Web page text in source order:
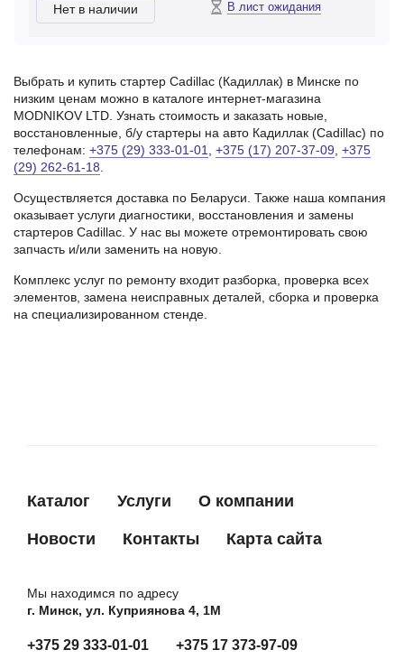
Нет в наличии В лист ожидания
Выбрать и купить стартер Cadillac (Кадиллак) в Минске по
низким ценам можно в каталоге интернет-магазина
MODNIKOV LTD. Узнать стоимость и заказать новые,
восстановленные, б/у стартеры на авто Кадиллак (Cadillac) по
телефонам: +375 (29) 333-01-01 +375 (17) 207-37-09 +375
(29) 262-61-18
Осуществляется доставка по Беларуси. Также наша компания
оказывает услуги диагностики, восстановления и замены
стартеров Cadillac. У нас вы можете отремонтировать свою
запчасть и/или заменить на новую.
Комплекс услуг по ремонту входит разборка, проверка всех
элементов, замена неисправных деталей, сборка и проверка
на специализированном стенде.
Каталог Услуги О компании
Новости Контакты Карта сайта
Мы находимся по адресу
г. Минск, ул. Куприянова 4, 1М
+375 29 333-01-01 +375 17 373-97-09